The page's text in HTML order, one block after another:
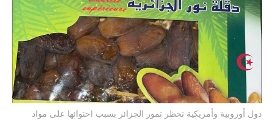
دول أوروبية وأمريكية تحظر تمور الجزائر بسبب احتوائها على مواد